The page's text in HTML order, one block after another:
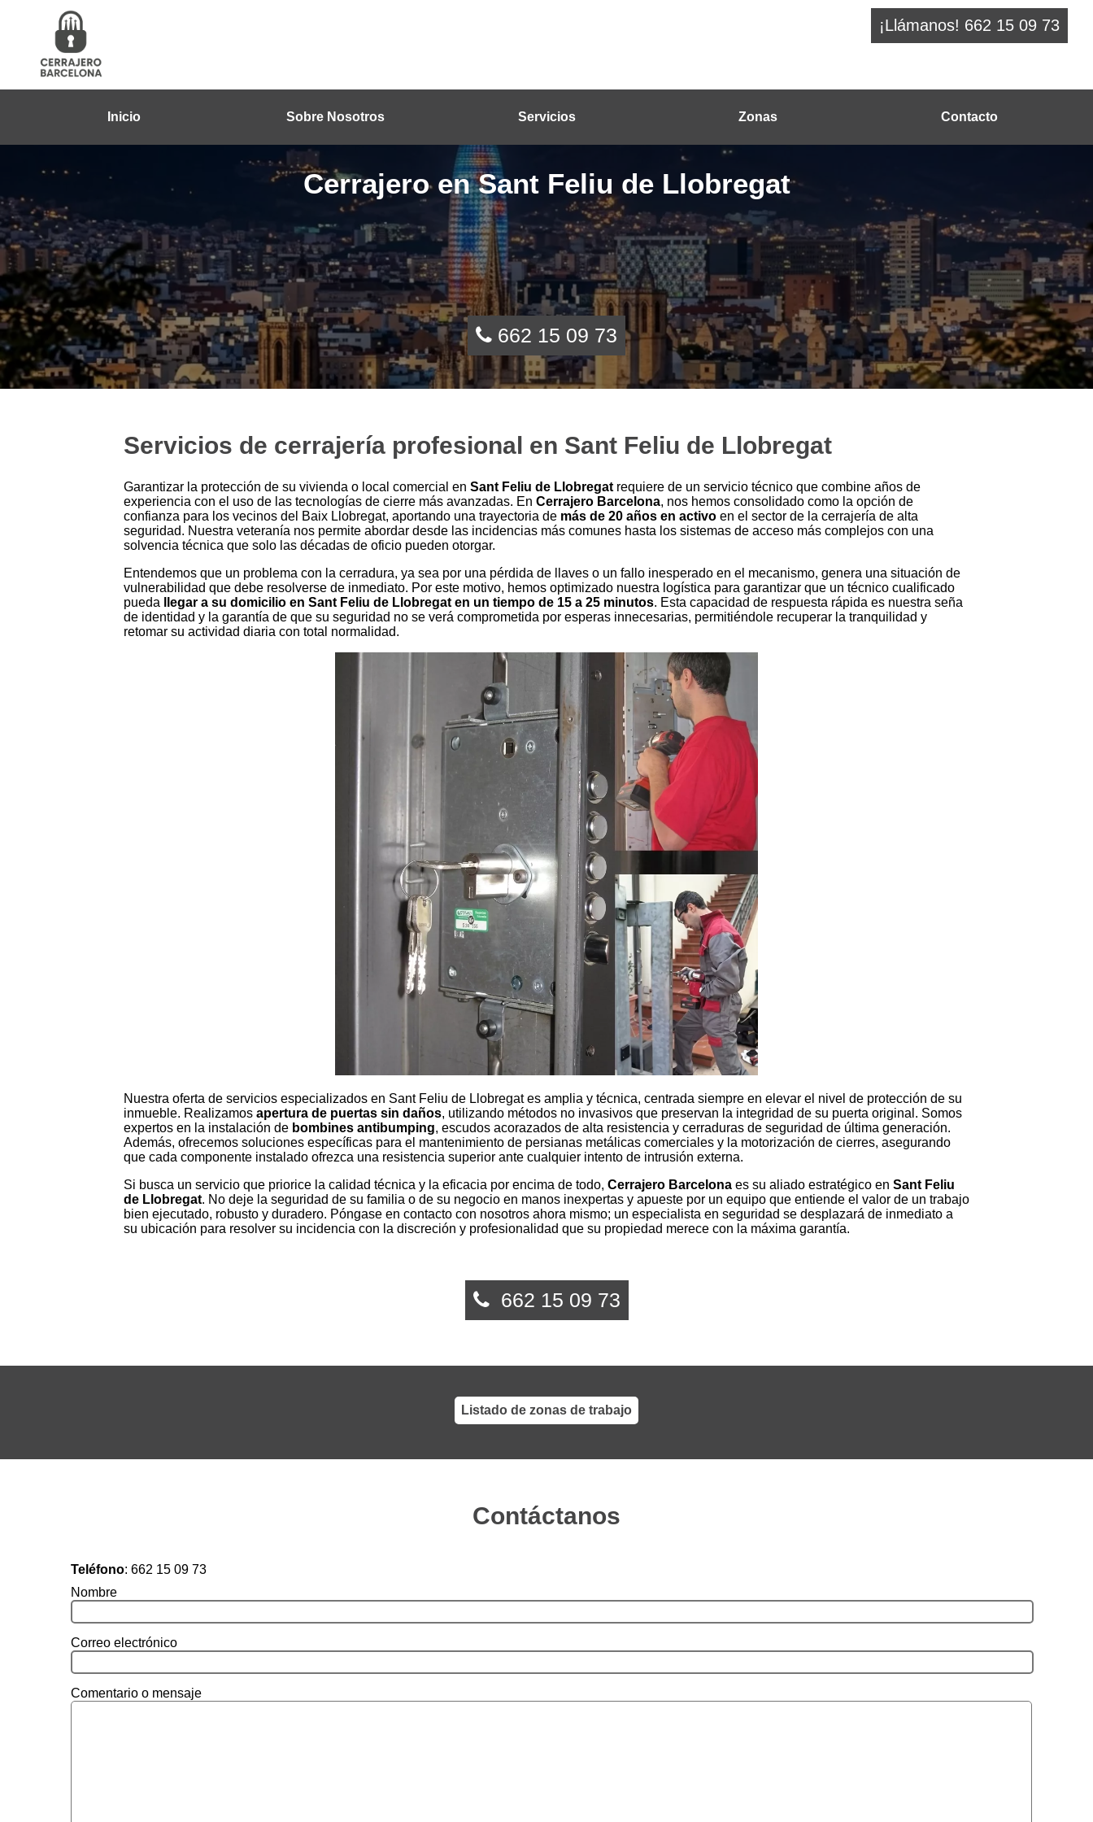
¡Llámanos! 662 15 09 73
Inicio Sobre Nosotros Servicios Zonas Contacto
Cerrajero en Sant Feliu de Llobregat
662 15 09 73
Servicios de cerrajería profesional en Sant Feliu de Llobregat
Garantizar la protección de su vivienda o local comercial en Sant Feliu de Llobregat requiere de un servicio técnico que combine años de
experiencia con el uso de las tecnologías de cierre más avanzadas. En Cerrajero Barcelona, nos hemos consolidado como la opción de
confianza para los vecinos del Baix Llobregat, aportando una trayectoria de más de 20 años en activo en el sector de la cerrajería de alta
seguridad. Nuestra veteranía nos permite abordar desde las incidencias más comunes hasta los sistemas de acceso más complejos con una
solvencia técnica que solo las décadas de oficio pueden otorgar.
Entendemos que un problema con la cerradura, ya sea por una pérdida de llaves o un fallo inesperado en el mecanismo, genera una situación de
vulnerabilidad que debe resolverse de inmediato. Por este motivo, hemos optimizado nuestra logística para garantizar que un técnico cualificado
pueda
llegar a su domicilio en Sant Feliu de Llobregat en un tiempo de 15 a 25 minutos. Esta capacidad de respuesta rápida es nuestra seña
de identidad y la garantía de que su seguridad no se verá comprometida por esperas innecesarias, permitiéndole recuperar la tranquilidad y
retomar su actividad diaria con total normalidad.
Nuestra oferta de servicios especializados en Sant Feliu de Llobregat es amplia y técnica, centrada siempre en elevar el nivel de protección de su
inmueble. Realizamos apertura de puertas sin daños, utilizando métodos no invasivos que preservan la integridad de su puerta original. Somos
expertos en la instalación de bombines antibumping, escudos acorazados de alta resistencia y cerraduras de seguridad de última generación.
Además, ofrecemos soluciones específicas para el mantenimiento de persianas metálicas comerciales y la motorización de cierres, asegurando
que cada componente instalado ofrezca una resistencia superior ante cualquier intento de intrusión externa.
Si busca un servicio que priorice la calidad técnica y la eficacia por encima de todo, Cerrajero Barcelona es su aliado estratégico en Sant Feliu
de Llobregat. No deje la seguridad de su familia o de su negocio en manos inexpertas y apueste por un equipo que entiende el valor de un trabajo
bien ejecutado, robusto y duradero. Póngase en contacto con nosotros ahora mismo; un especialista en seguridad se desplazará de inmediato a
su ubicación para resolver su incidencia con la discreción y profesionalidad que su propiedad merece con la máxima garantía.
662 15 09 73
Listado de zonas de trabajo
Contáctanos
Teléfono: 662 15 09 73
Nombre
Correo electrónico
Comentario o mensaje